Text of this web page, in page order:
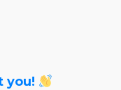
you!